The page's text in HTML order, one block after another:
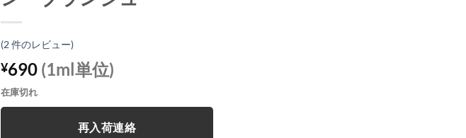
(2件のレビュー)
¥690 (1ml単位)
在庫切れ
再入荷連絡